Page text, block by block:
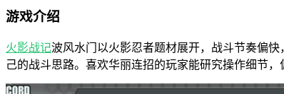
游戏介绍
火影战记波风水门以火影忍者题材展开，战斗节奏偏
己的战斗思路。喜欢华丽连招的玩家能研究操作细节，